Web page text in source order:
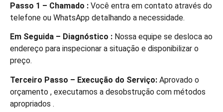
Passo 1 – Chamado : Você entra em contato através do
telefone ou WhatsApp detalhando a necessidade.
Em Seguida – Diagnóstico : Nossa equipe se desloca ao
endereço para inspecionar a situação e disponibilizar o
preço.
Terceiro Passo – Execução do Serviço: Aprovado o
orçamento , executamos a desobstrução com métodos
apropriados .